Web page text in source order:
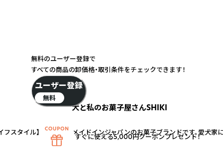
犬と私のお菓子屋さんSHIKI
スタイル】を提案するメイドインジャパンのお菓子ブランドです。愛犬家
無料のユーザー登録で
すべての商品の卸価格・取引条件をチェックできます！
ユーザー登録
無料
すぐに使える5,000円クーポンプレゼント！